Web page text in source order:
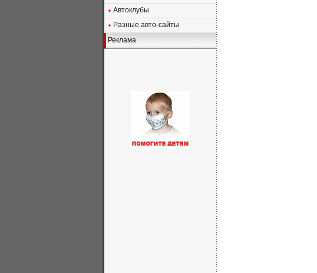
Автоклубы
Разные авто-сайты
Реклама